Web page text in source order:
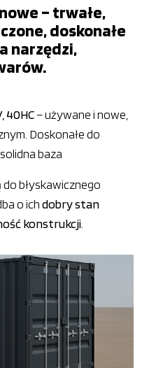
– trwałe,
doskonałe
narzędzi,
40HC– używane i nowe,
Doskonałe do
baza
błyskawicznego
o ichdobry stan
konstrukcji